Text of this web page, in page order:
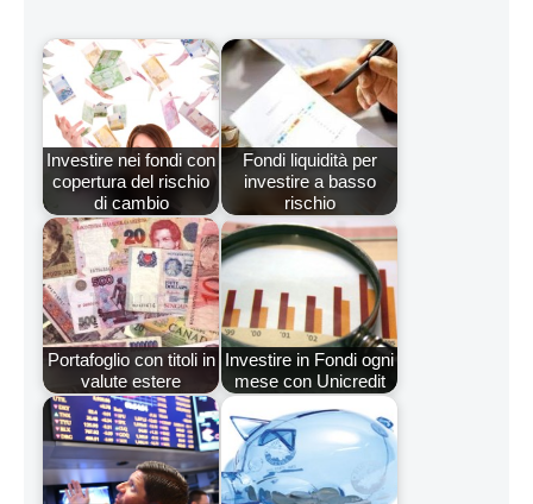
Investire nei fondi con
copertura del rischio
di cambio
Fondi liquidità per
investire a basso
rischio
Portafoglio con titoli in
valute estere
Investire in Fondi ogni
mese con Unicredit